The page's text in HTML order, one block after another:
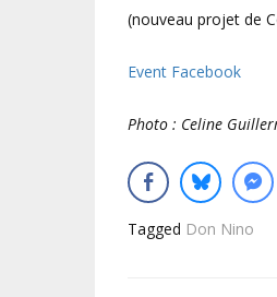
(nouveau projet de
Event Facebook
Photo : Celine
Tagged Don Nino